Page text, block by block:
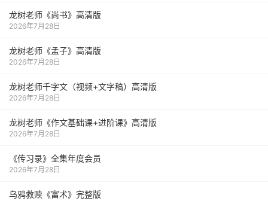
龙树老师《尚书》高清版
2026年7月28日
龙树老师《孟子》高清版
2026年7月28日
龙树老师千字文（视频+文字稿）高清版
2026年7月28日
龙树老师《作文基础课+进阶课》高清版
2026年7月28日
《传习录》全集年度会员
2026年7月28日
乌鸦救赎《富术》完整版